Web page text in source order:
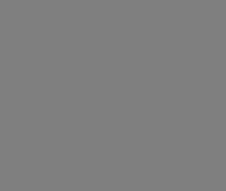
écoute
sur-mesure et repartez